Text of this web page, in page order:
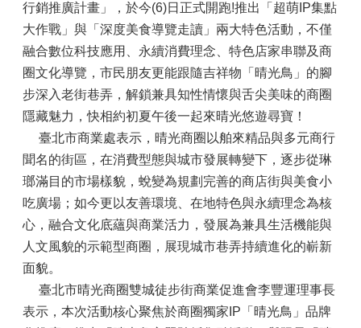
行銷推廣計畫」，於今(6)日正式開跑!推出「超萌IP集點
大作戰」與「深度美食導覽走讀」兩大特色活動，不僅
融合數位科技應用、永續消費理念、特色店家串聯及商
圈文化導覽，市民朋友更能跟隨吉祥物「晴光鳥」的腳
步深入老街巷弄，解鎖兼具知性情懷與舌尖美味的商圈
隱藏魅力，快相約初夏午後一起來晴光悠遊尋寶！
臺北市商業處表示，晴光商圈以舶來精品與多元商行
聞名的街區，在消費型態與城市發展轉變下，逐步從琳
瑯滿目的市場樣貌，蛻變為規劃完善的商店街與美食小
吃廣場；如今更以友善環境、在地特色與永續理念為核
心，融合文化底蘊與商業活力，發展為兼具生活機能與
人文風貌的示範型商圈，展現城市巷弄持續進化的嶄新
面貌。
臺北市晴光商圈雙城徒步街商業促進會李豐運理事長
表示，本次活動核心聚焦於商圈獨家IP「晴光鳥」品牌